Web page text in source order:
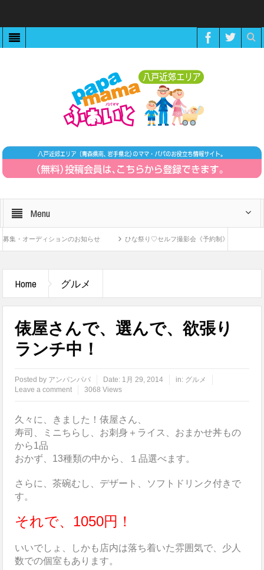
Menu
ーディションのお知らせ ひな祭り♡セルフ撮影会《予約制》
Home グルメ
俵屋さんで、選んで、欲張り
ランチ中！
Posted by アンパンパパ Date: 1月 29, 2014 in: グルメ
Leave a comment
3068 Views
久々に、きました！俵屋さん、
寿司、ミニちらし、お刺身＋ライス、おまかせ丼もの
から1品
おかず、13種類の中から、１品選べます。
さらに、茶碗むし、デザート、ソフトドリンク付きで
す。
それで、1050円！
いいでしょ、しかも店内は落ち着いた雰囲気で、少人
数での個室もあります。